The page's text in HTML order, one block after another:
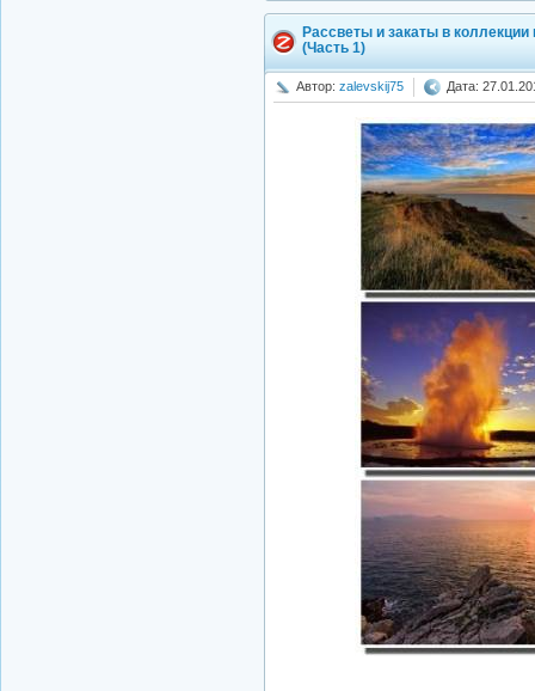
Рассветы и закаты в
(Часть 1)
Автор: zalevskij75 Дата: